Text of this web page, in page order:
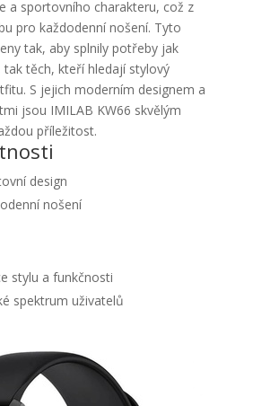
a sportovního charakteru, což z
pro každodenní nošení. Tyto
tak, aby splnily potřeby jak
tak těch, kteří hledají stylový
S jejich moderním designem a
jsou IMILAB KW66 skvělým
příležitost.
design
nošení
stylu a funkčnosti
spektrum uživatelů